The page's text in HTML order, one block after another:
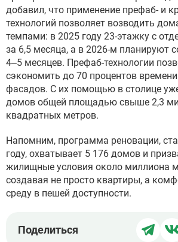
добавил, что применение префаб- и
технологий позволяет возводить
темпами: в 2025 году 23-этажку с
за 6,5 месяца, а в 2026-м планируют
4–5 месяцев. Префаб-технологии
сэкономить до 70 процентов
фасадов. С их помощью в столице
домов общей площадью свыше 2,3
квадратных метров.
Напомним, программа реновации,
году, охватывает 5 176 домов и
жилищные условия около миллиона
создавая не просто квартиры, а
среду в пешей доступности.
Поделиться